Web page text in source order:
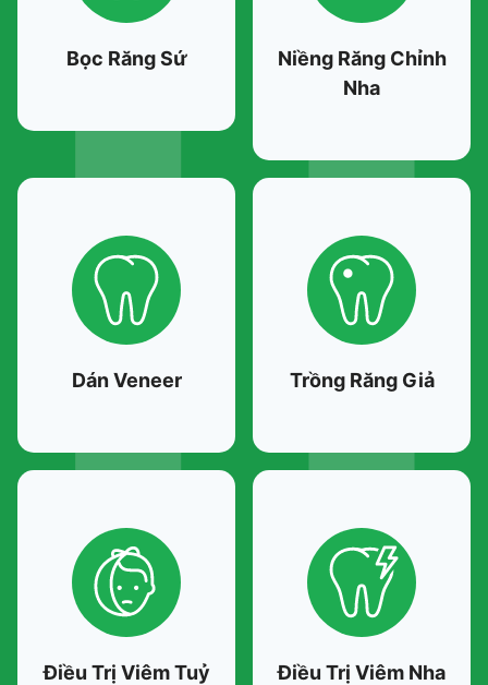
Bọc Răng Sứ
Niềng Răng Chỉnh
Nha
Dán Veneer Trồng Răng Giả
Điều Trị Viêm Tuỷ
Điều Trị Viêm Nha